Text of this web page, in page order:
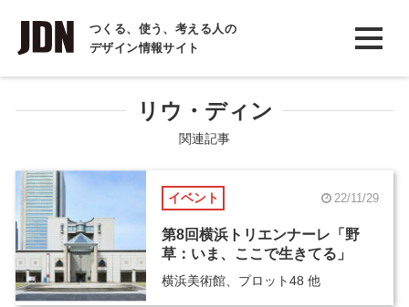
つくる、使う、考える人の
デザイン情報サイト
INTERVIEW
インタビュー
COLUMN
リウ・ディン
関連記事
イベント 22/11/29
第8回横浜トリエンナーレ「野
草：いま、ここで⽣きてる」
横浜美術館、プロット48 他